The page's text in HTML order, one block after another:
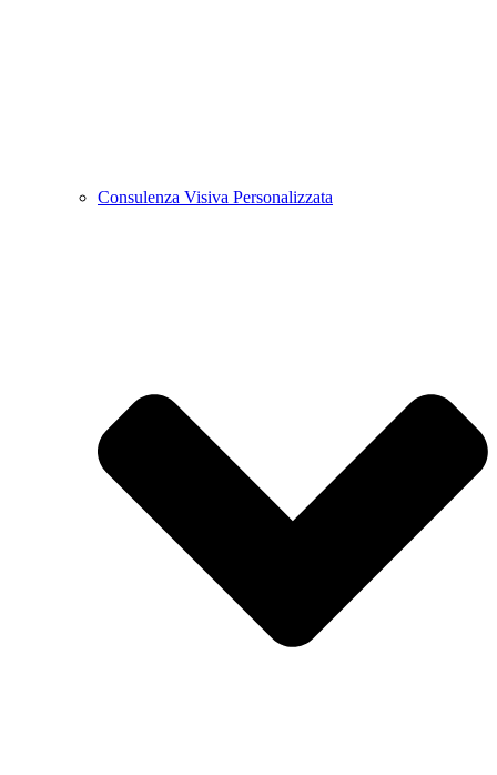
Consulenza Visiva Personalizzata